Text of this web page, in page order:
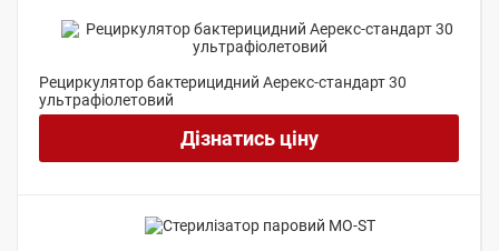
Рециркулятор бактерицидний Аерекс-стандарт 30
ультрафіолетовий
Дізнатись ціну